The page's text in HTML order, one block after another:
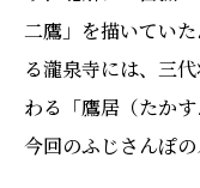
二鷹」を描いてい
る瀧泉寺には、三
わる「鷹居（たか
今回のふじさんぽ